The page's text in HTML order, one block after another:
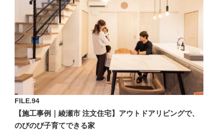
FILE.94
【施工事例｜綾瀬市 注文住宅】アウトドアリビングで、
のびのび子育てできる家